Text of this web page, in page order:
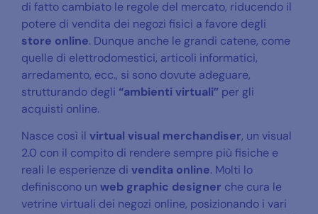
di fatto cambiato le regole del mercato, riducendo il
potere di vendita dei negozi fisici a favore degli
store online. Dunque anche le grandi catene, come
quelle di elettrodomestici, articoli informatici,
arredamento, ecc., si sono dovute adeguare,
strutturando degli “ambienti virtuali” per gli
acquisti online.
Nasce così il virtual visual merchandiser, un visual
2.0 con il compito di rendere sempre più fisiche e
reali le esperienze di vendita online. Molti lo
definiscono un web graphic designer che cura le
vetrine virtuali dei negozi online, posizionando i vari